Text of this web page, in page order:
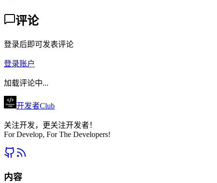
评论
登录后即可发表评论
登录账户
加载评论中...
开发者Club
关注开发，更关注开发者！
For Develop, For The Developers!
内容